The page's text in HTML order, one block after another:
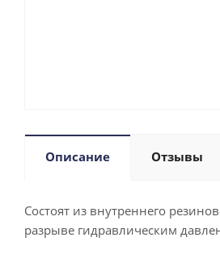
Описание Отзывы
Состоят из внутреннего
разрыве гидравлическим